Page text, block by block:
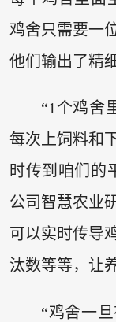
鸡舍只需要一
他们输出了精
“1个鸡舍
每次上饲料和
时传到咱们的
公司智慧农业
可以实时传导
汰数等等，让
“鸡舍一